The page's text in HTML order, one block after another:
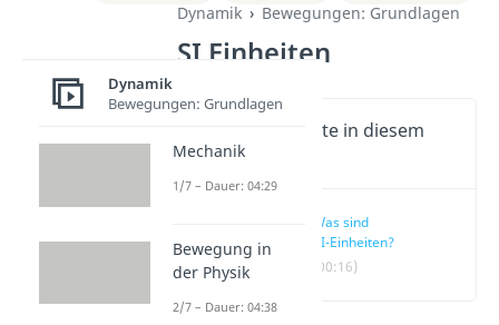
Dynamik
Bewegungen: Grundlagen
SI Einheiten
Wichtige Inhalte in diesem
Video
Was sind
SI‑Einheiten?
(00:16)
Dynamik
Bewegungen: Grundlagen
Mechanik
1/7 – Dauer: 04:29
Bewegung in
der Physik
2/7 – Dauer: 04:38